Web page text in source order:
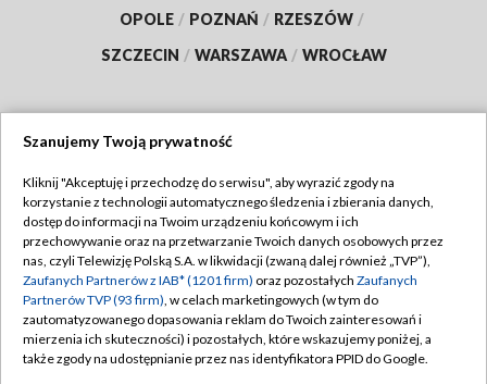
OPOLE / POZNAŃ / RZESZÓW /
SZCZECIN / WARSZAWA / WROCŁAW
TVP
Abonament TVP
Emisja w TVP
Centrum informacji TVP
Naziemna Telewizja Cyfrowa
Regulamin TVP
Polityka prywatności
Moje zgody
Pomoc
Szanujemy Twoją prywatność
Kliknij "Akceptuję i przechodzę do serwisu", aby wyrazić zgody na
korzystanie z technologii automatycznego śledzenia i zbierania danych,
dostęp do informacji na Twoim urządzeniu końcowym i ich
przechowywanie oraz na przetwarzanie Twoich danych osobowych przez
nas, czyli Telewizję Polską S.A. w likwidacji (zwaną dalej również „TVP”),
Zaufanych Partnerów z IAB* (1201 firm) oraz pozostałych Zaufanych
Partnerów TVP (93 firm), w celach marketingowych (w tym do
zautomatyzowanego dopasowania reklam do Twoich zainteresowań i
mierzenia ich skuteczności) i pozostałych, które wskazujemy poniżej, a
także zgody na udostępnianie przez nas identyfikatora PPID do Google.